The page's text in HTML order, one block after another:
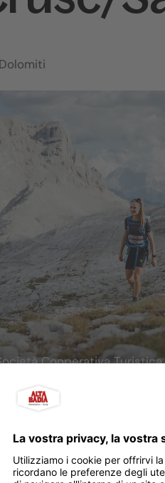
Cooperativa
seguireCome